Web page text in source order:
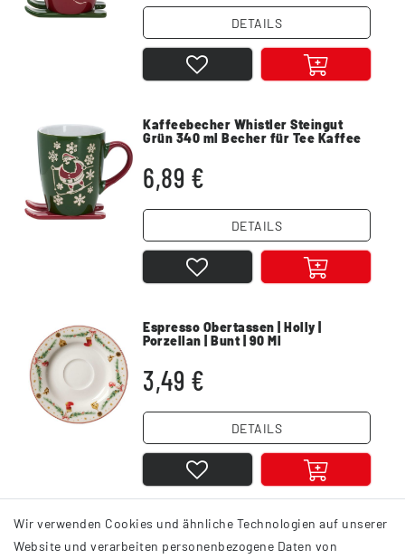
DETAILS
Kaffeebecher Whistler Steingut
Grün 340 ml Becher für Tee Kaffee
6,89 €
DETAILS
Espresso Obertassen | Holly |
Porzellan | Bunt | 90 Ml
3,49 €
DETAILS
1 2 3 17
Wir verwenden Cookies und ähnliche Technologien auf unserer
Website und verarbeiten personenbezogene Daten von